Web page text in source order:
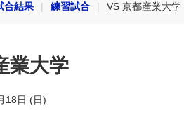
合結果 練習試合 VS 京都産業大学
業大学
18日 (日)